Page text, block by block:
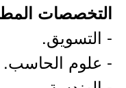
التخصصات
- التسويق.
- علوم الحاسب.